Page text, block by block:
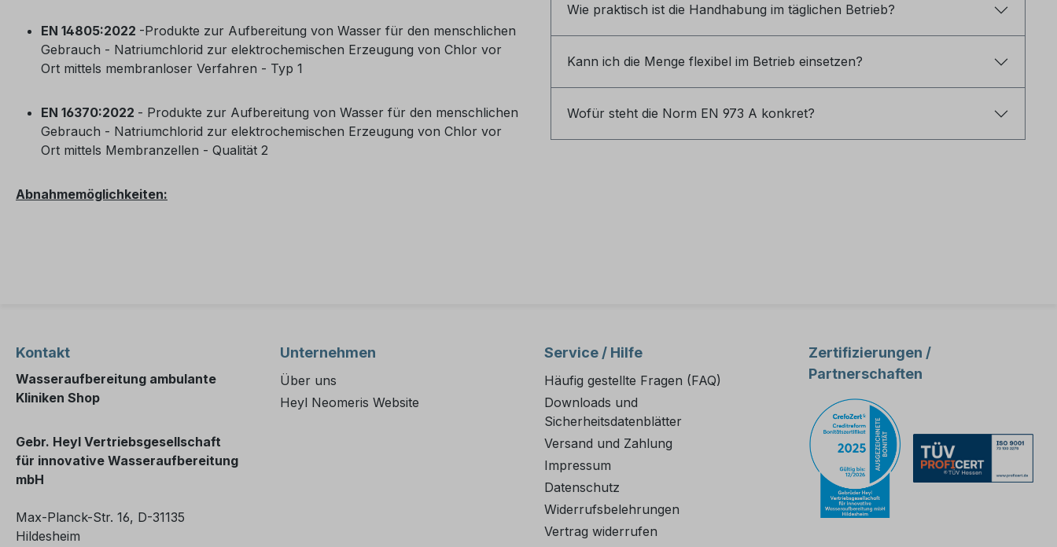
EN 14805:2022 -Produkte zur Aufbereitung von Wasser für den menschlichen
Gebrauch - Natriumchlorid zur elektrochemischen Erzeugung von Chlor vor
Ort mittels membranloser Verfahren - Typ 1
EN 16370:2022 - Produkte zur Aufbereitung von Wasser für den menschlichen
Gebrauch - Natriumchlorid zur elektrochemischen Erzeugung von Chlor vor
Ort mittels Membranzellen - Qualität 2
Abnahmemöglichkeiten:
Wie praktisch ist die Handhabung im täglichen Betrieb?
Kann ich die Menge flexibel im Betrieb einsetzen?
Wofür steht die Norm EN 973 A konkret?
Kontakt
Wasseraufbereitung ambulante
Kliniken Shop
Gebr. Heyl Vertriebsgesellschaft
für innovative Wasseraufbereitung
mbH
Max-Planck-Str. 16, D-31135
Hildesheim
Unternehmen
Über uns
Heyl Neomeris Website
Service / Hilfe
Häufig gestellte Fragen (FAQ)
Downloads und
Sicherheitsdatenblätter
Versand und Zahlung
Impressum
Datenschutz
Widerrufsbelehrungen
Vertrag widerrufen
Zertifizierungen /
Partnerschaften